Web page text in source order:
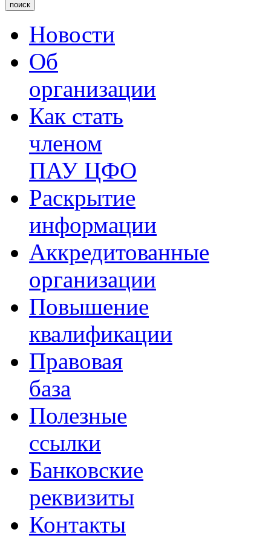
Новости
Об
организации
Как стать
членом
ПАУ ЦФО
Раскрытие
информации
Аккредитованные
организации
Повышение
квалификации
Правовая
база
Полезные
ссылки
Банковские
реквизиты
Контакты